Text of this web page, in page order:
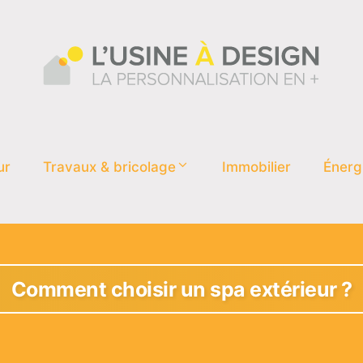
Travaux & bricolage Immobilier
Comment choisir un spa extérieur ?